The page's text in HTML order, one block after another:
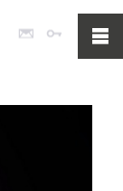
Poczta